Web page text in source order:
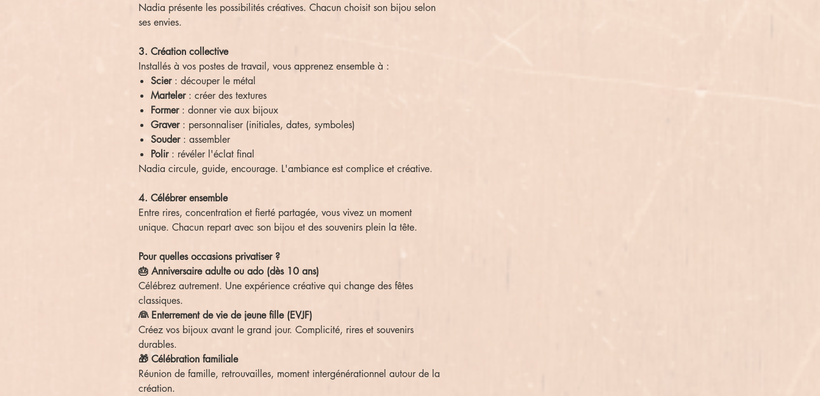
Nadia présente les possibilités créatives. Chacun choisit son bijou selon
ses envies.
3. Création collective
Installés à vos postes de travail, vous apprenez ensemble à :
Scier: découper le métal
Marteler: créer des textures
Former: donner vie aux bijoux
Graver: personnaliser (initiales, dates, symboles)
Souder: assembler
Polir: révéler l'éclat final
Nadia circule, guide, encourage. L'ambiance est complice et créative.
4. Célébrer ensemble
Entre rires, concentration et fierté partagée, vous vivez un moment
unique. Chacun repart avec son bijou et des souvenirs plein la tête.
Pour quelles occasions privatiser ?
🎂 Anniversaire adulte ou ado (dès 10 ans)
Célébrez autrement. Une expérience créative qui change des fêtes
classiques.
👰 Enterrement de vie de jeune fille (EVJF)
Créez vos bijoux avant le grand jour. Complicité, rires et souvenirs
durables.
🎁 Célébration familiale
Réunion de famille, retrouvailles, moment intergénérationnel autour de la
création.